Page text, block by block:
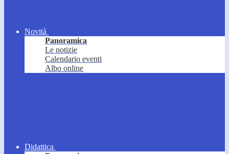
Novità
Panoramica
Le notizie
Calendario eventi
Albo online
Didattica